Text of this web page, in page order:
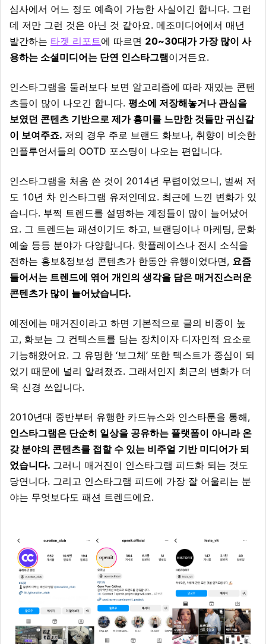
심사에서 어느 정도 예측이 가능한 사실이긴 합니다. 그런
데 저만 그런 것은 아닌 것 같아요. 메조미디어에서 매년
발간하는 타겟 리포트에 따르면 20~30대가 가장 많이 사
용하는 소셜미디어는 단연 인스타그램이거든요.
인스타그램을 둘러보다 보면 알고리즘에 따라 재밌는 콘텐
츠들이 많이 나오긴 합니다. 평소에 저장해놓거나 관심을
보였던 콘텐츠 기반으로 제가 흥미를 느만한 것들만 귀신같
이 보여주죠. 저의 경우 주로 브랜드 화보나, 취향이 비슷한
인플루언서들의 OOTD 포스팅이 나오는 편입니다.
인스타그램을 처음 쓴 것이 2014년 무렵이었으니, 벌써 저
도 10년 차 인스타그램 유저인데요. 최근에 느낀 변화가 있
습니다. 부쩍 트렌드를 설명하는 계정들이 많이 늘어났어
요. 그 트렌드는 패션이기도 하고, 브랜딩이나 마케팅, 문화
예술 등등 분야가 다양합니다. 핫플레이스나 전시 소식을
전하는 홍보&정보성 콘텐츠가 한동안 유행이었다면, 요즘
들어서는 트렌드에 엮어 개인의 생각을 담은 매거진스러운
콘텐츠가 많이 늘어났습니다.
예전에는 매거진이라고 하면 기본적으로 글의 비중이 높
고, 화보는 그 컨텍스트를 담는 장치이자 디자인적 요소로
기능해왔어요. 그 유명한 ‘보그체’ 또한 텍스트가 중심이 되
었기 때문에 널리 알려졌죠. 그래서인지 최근의 변화가 더
욱 신경 쓰입니다.
2010년대 중반부터 유행한 카드뉴스와 인스타툰을 통해,
인스타그램은 단순히 일상을 공유하는 플랫폼이 아니라 온
갖 분야의 콘텐츠를 접할 수 있는 비주얼 기반 미디어가 되
었습니다. 그러니 매거진이 인스타그램 피드화 되는 것도
당연니다. 그리고 인스타그램 피드에 가장 잘 어울리는 분
야는 무엇보다도 패션 트렌드에요.